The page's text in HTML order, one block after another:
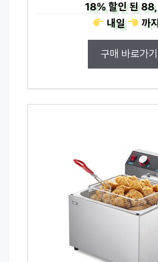
18%할인 된
내일
까
구매 바로가기